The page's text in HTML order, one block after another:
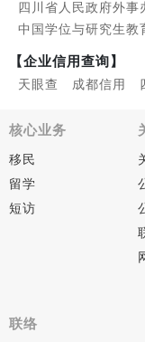
四川省人民政府外事
中国学位与研究生教
【企业信用查询】
天眼查 成都信用
核心业务
移民
留学
短访
联络